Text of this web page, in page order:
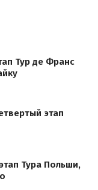
Тур де Франс
этап
Тура Польши,